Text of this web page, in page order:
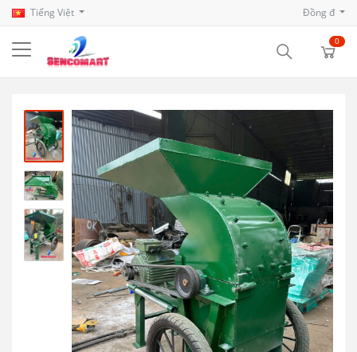
Tiếng Việt Đồng đ
0